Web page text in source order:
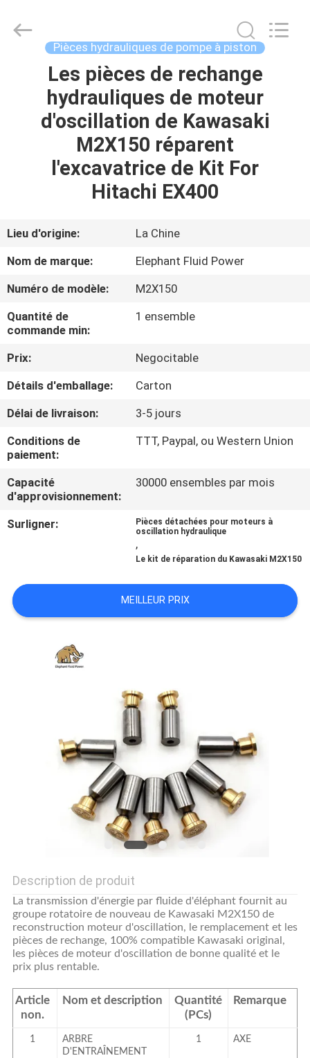
MAISON
PRODUITS
NOUS
D'USINE
DE
QUALITÉ
CONTACTEZ-
NOUS
NOUVELLES
PLAN
DU
Elephant
Fluid
Pièces hydrauliques de pompe à piston
Les pièces de rechange
hydrauliques de moteur
d'oscillation de Kawasaki
M2X150 réparent
l'excavatrice de Kit For
Hitachi EX400
Lieu d'origine:
La Chine
Nom de marque:
Elephant Fluid Power
Numéro de modèle:
M2X150
Quantité de
commande min:
1 ensemble
Prix:
Negocitable
Détails d'emballage:
Carton
Délai de livraison:
3-5 jours
Conditions de
paiement:
TTT, Paypal, ou Western Union
Capacité
d'approvisionnement:
30000 ensembles par mois
Surligner:
Pièces détachées pour moteurs à
oscillation hydraulique
,
Le kit de réparation du Kawasaki M2X150
MEILLEUR PRIX
Description de produit
La transmission d'énergie par fluide d'éléphant fournit au
groupe rotatoire de nouveau de Kawasaki M2X150 de
reconstruction moteur d'oscillation, le remplacement et les
pièces de rechange, 100% compatible Kawasaki original,
les pièces de moteur d'oscillation de bonne qualité et le
prix plus rentable.
Article
non.
Nom et description
Quantité
(PCs)
Remarque
1
ARBRE
D'ENTRAÎNEMENT
1 AXE